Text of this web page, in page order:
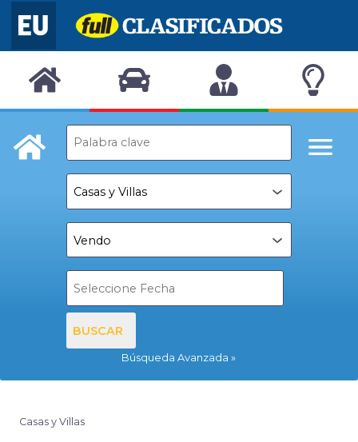
BUSCAR
Búsqueda Avanzada
Casas y Villas